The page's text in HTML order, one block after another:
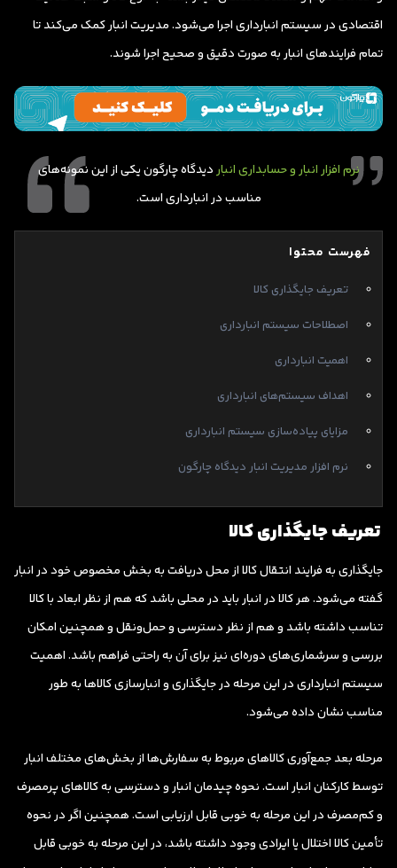
اقتصادی در سیستم انبارداری اجرا می‌شود. مدیریت انبار کمک می‌کند تا
تمام فرایندهای انبار به صورت دقیق و صحیح اجرا شوند.
نرم افزار انبار و حسابداری انبار دیدگاه چارگون یکی از این نمونه‌های
مناسب در انبارداری است.
فهرست محتوا
تعریف جایگذاری کالا
اصطلاحات سیستم انبارداری
اهمیت انبارداری
اهداف سیستم‌های انبارداری
مزایای پیاده‌سازی سیستم انبارداری
نرم افزار مدیریت انبار دیدگاه چارگون
تعریف جایگذاری کالا
جایگذاری به فرایند انتقال کالا از محل دریافت به بخش مخصوص خود در انبار
گفته می‌شود. هر کالا در انبار باید در محلی باشد که هم از نظر ابعاد با کالا
تناسب داشته باشد و هم از نظر دسترسی و حمل‌ونقل و همچنین امکان
بررسی‌ و سرشماری‌های دوره‌ای نیز برای آن به راحتی فراهم باشد. اهمیت
سیستم انبارداری در این مرحله در جایگذاری و انبارسازی کالاها به طور
مناسب نشان داده می‌شود.
مرحله بعد جمع‌آوری کالاهای مربوط به سفارش‌ها از بخش‌های مختلف انبار
توسط کارکنان انبار است. نحوه چیدمان انبار و دسترسی به کالاهای پرمصرف
و کم‌مصرف در این مرحله به خوبی قابل ارزیابی است. همچنین اگر در نحوه
تأمین کالا اختلال یا ایرادی وجود داشته باشد، در این مرحله به خوبی قابل